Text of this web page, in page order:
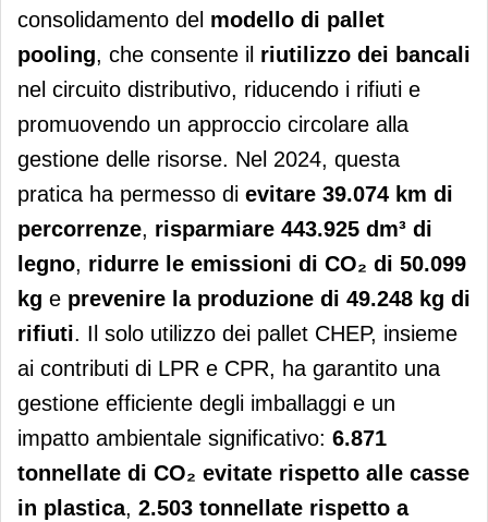
consolidamento del modello di pallet
pooling, che consente il riutilizzo dei bancali
nel circuito distributivo, riducendo i rifiuti e
promuovendo un approccio circolare alla
gestione delle risorse. Nel 2024, questa
pratica ha permesso di evitare 39.074 km di
percorrenze, risparmiare 443.925 dm³ di
legno, ridurre le emissioni di CO₂ di 50.099
kg e prevenire la produzione di 49.248 kg di
rifiuti. Il solo utilizzo dei pallet CHEP, insieme
ai contributi di LPR e CPR, ha garantito una
gestione efficiente degli imballaggi e un
impatto ambientale significativo: 6.871
tonnellate di CO₂ evitate rispetto alle casse
in plastica, 2.503 tonnellate rispetto a